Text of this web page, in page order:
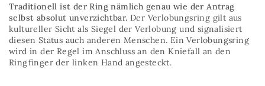
Traditionell ist der Ring nämlich genau wie der Antrag
selbst absolut unverzichtbar. Der Verlobungsring gilt aus
kultureller Sicht als Siegel der Verlobung und signalisiert
diesen Status auch anderen Menschen. Ein Verlobungsring
wird in der Regel im Anschluss an den Kniefall an den
Ringfinger der linken Hand angesteckt.